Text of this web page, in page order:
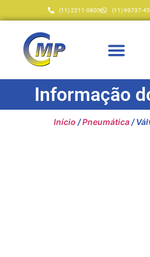
(11) 2211-0800 (11) 99737-
Informação
Início /Pneumática/